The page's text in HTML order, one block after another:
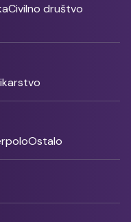
Civilno društvo
Ostalo